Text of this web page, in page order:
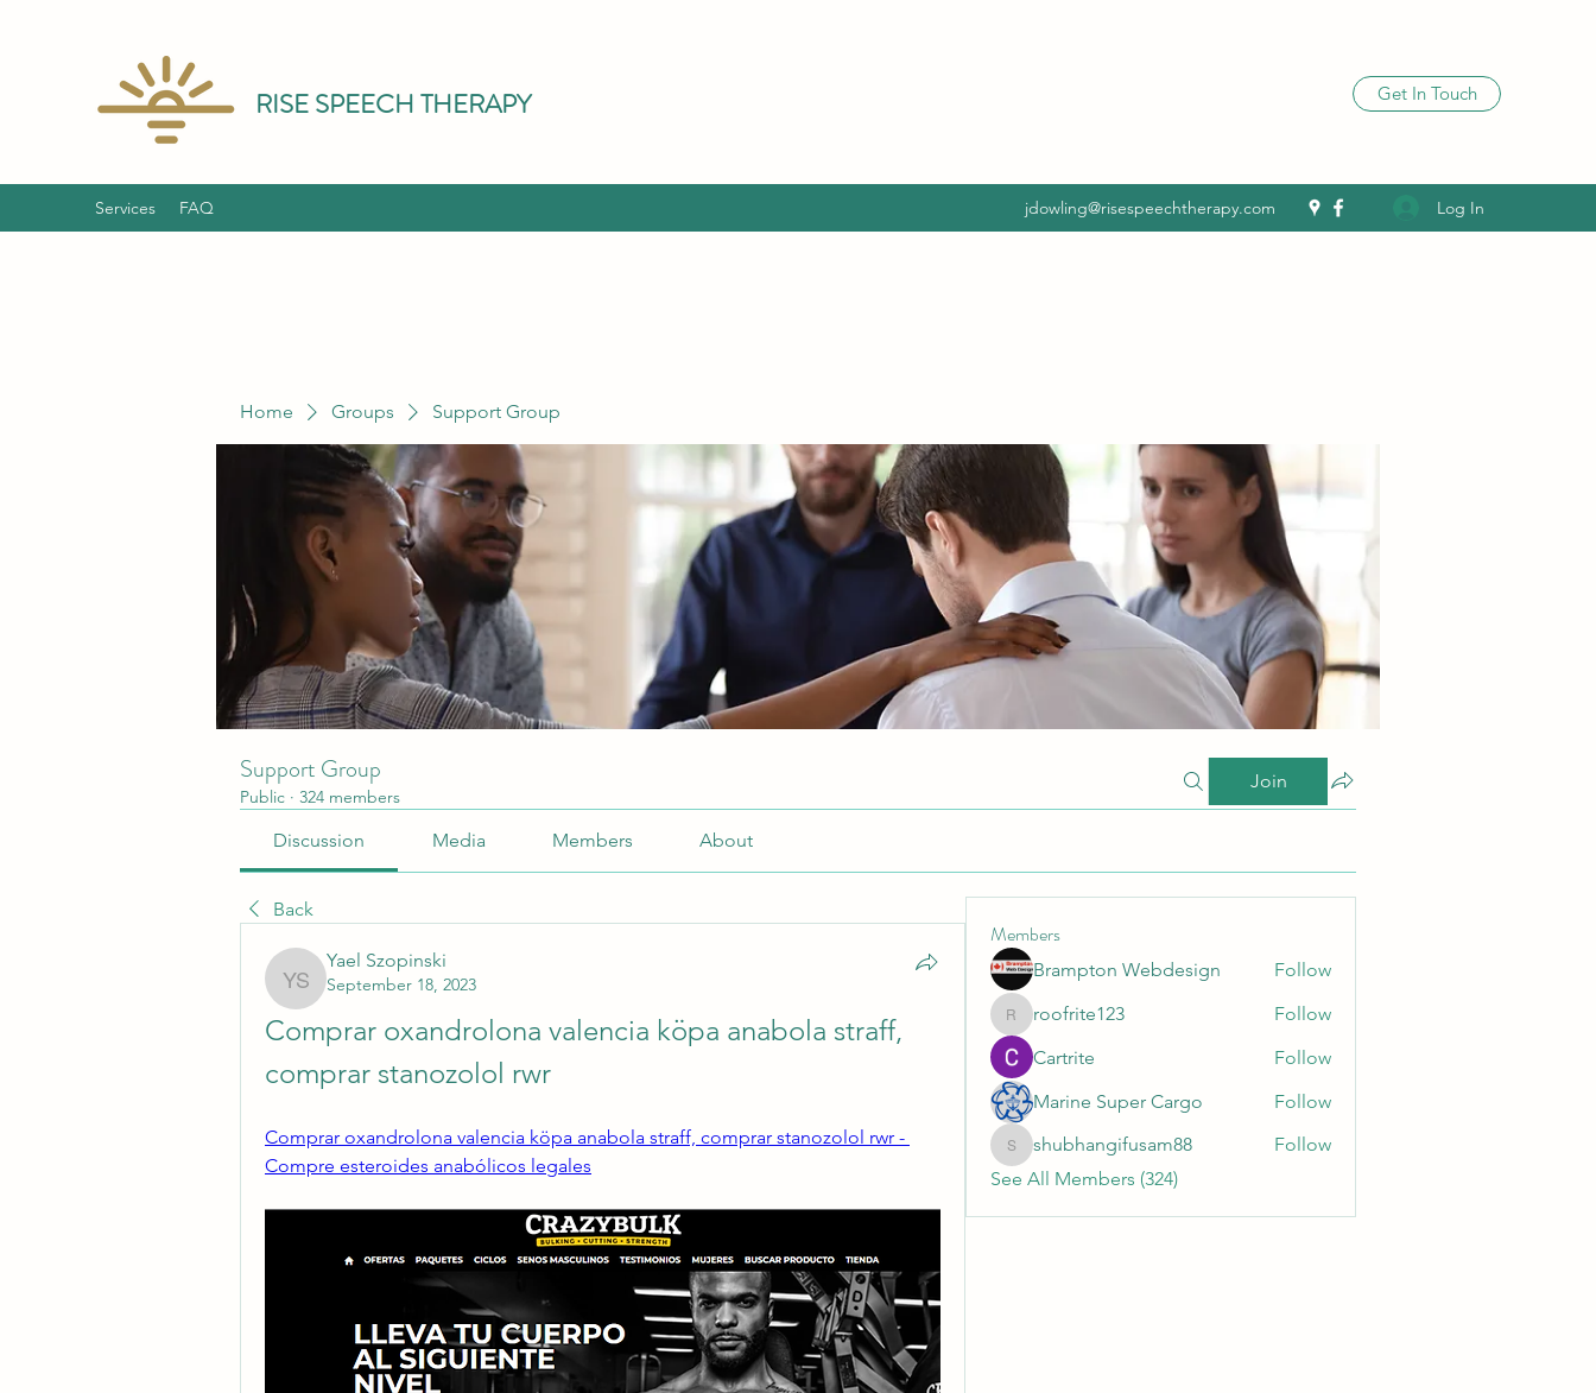
RISE SPEECH THERAPY Get In Touch
Services FAQ jdowling@risespeechtherapy.com Log In
Home Groups Support Group
Support Group
Public · 324 members
Join
Discussion Media Members About
Back
Yael Szopinski
Yael Szopinski
September 18, 2023
Comprar oxandrolona valencia köpa anabola straff,
comprar stanozolol rwr
Comprar oxandrolona valencia köpa anabola straff, comprar stanozolol rwr -
Compre esteroides anabólicos legales
Members
Brampton Webdesign Follow
roofrite123
roofrite123
Follow
Cartrite
Follow
Marine Super Cargo
Follow
shubhangifusam88
shubhangifusam88
Follow
See All Members (324)